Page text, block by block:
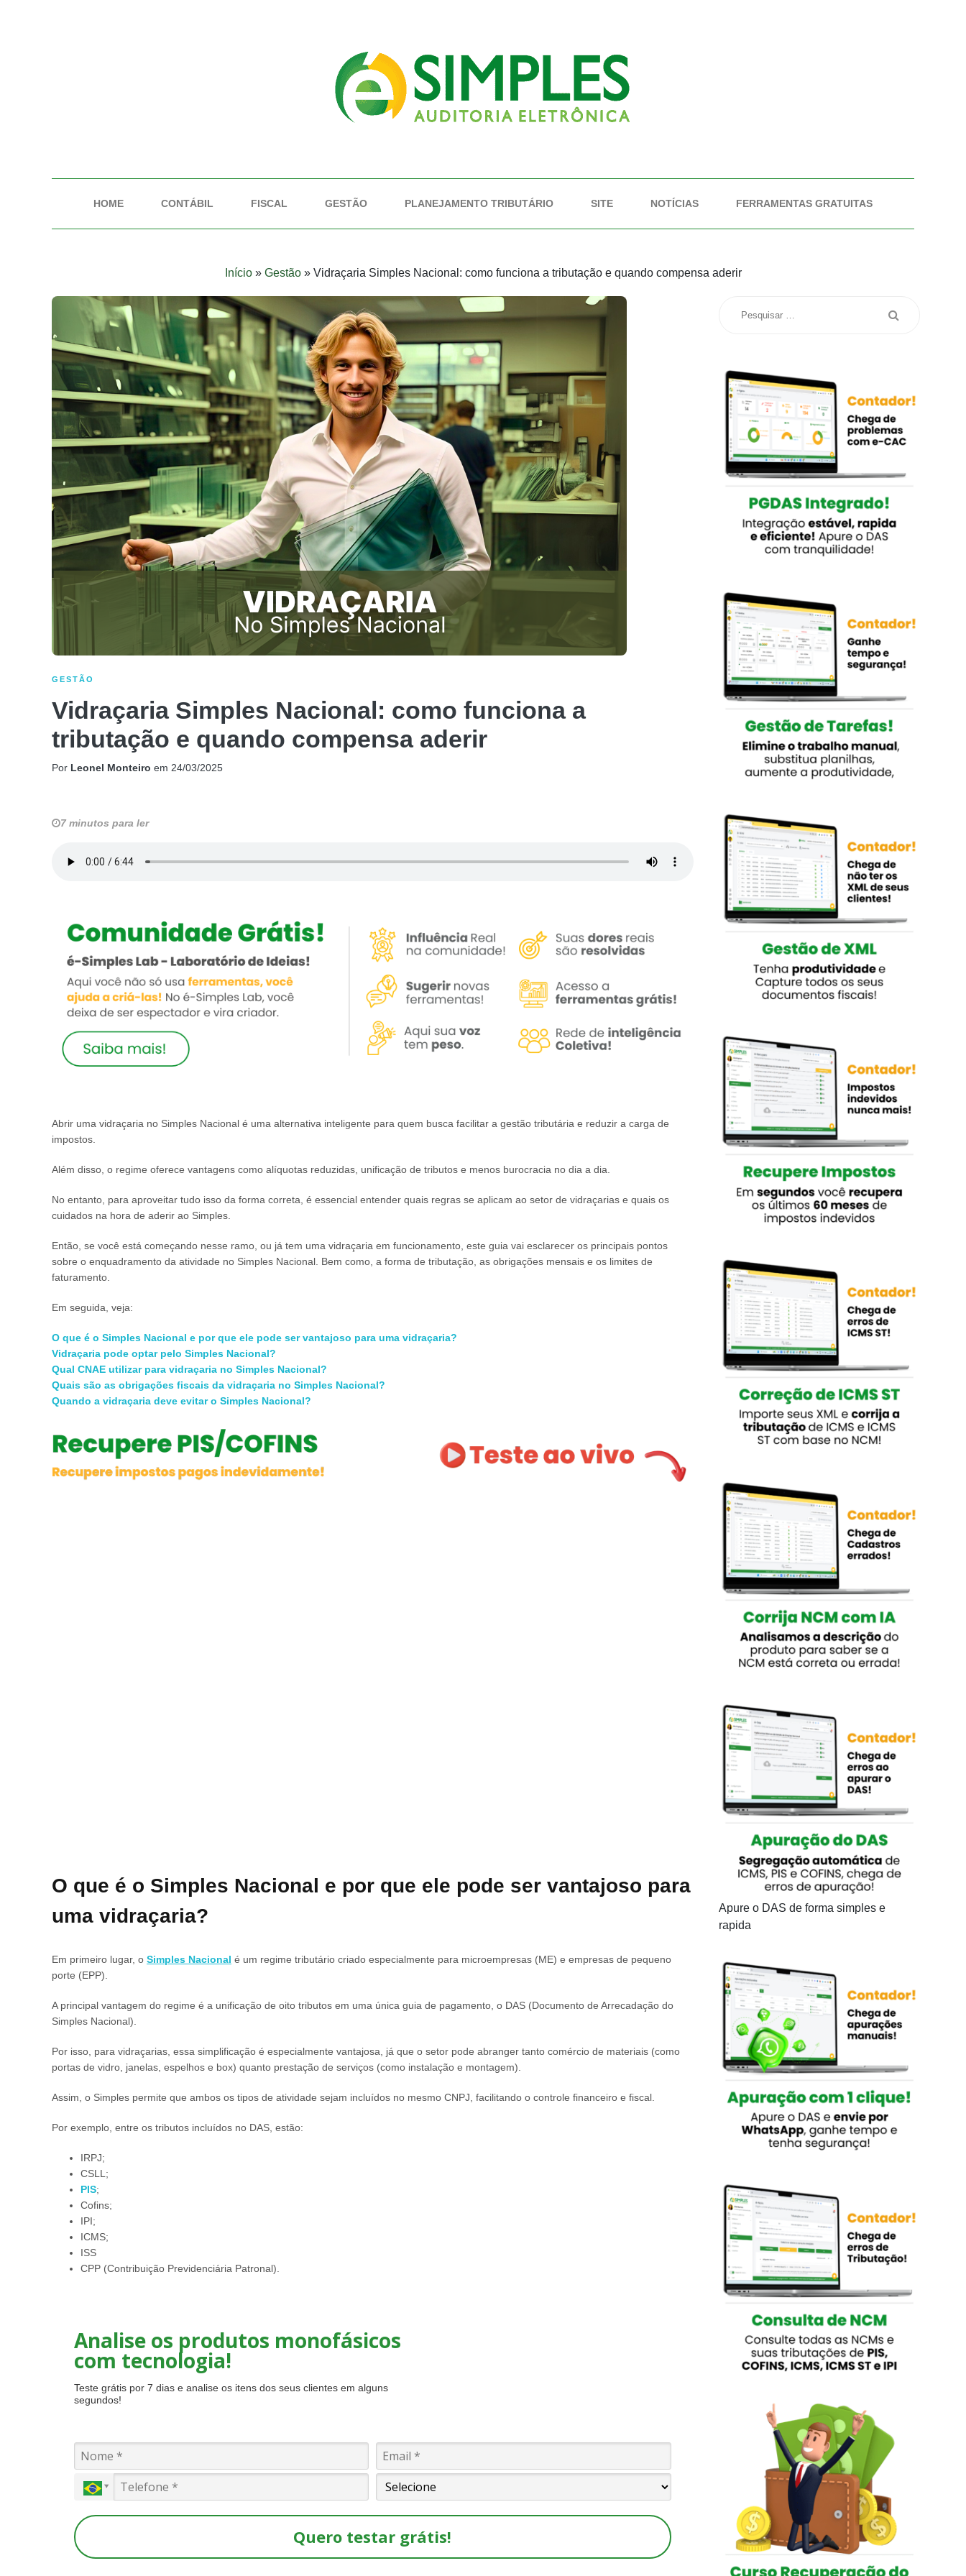
HOME CONTÁBIL FISCAL GESTÃO PLANEJAMENTO TRIBUTÁRIO SITE NOTÍCIAS FERRAMENTAS GRATUITAS
Início» Gestão» Vidraçaria Simples Nacional: como funciona a tributação e quando compensa aderir
GESTÃO
Vidraçaria Simples Nacional: como funciona a
tributação e quando compensa aderir
Por Leonel Monteiro em 24/03/2025
7 minutos para ler
Abrir uma vidraçaria no Simples Nacional é uma alternativa inteligente para quem busca facilitar a gestão tributária e reduzir a carga de
impostos.
Além disso, o regime oferece vantagens como alíquotas reduzidas, unificação de tributos e menos burocracia no dia a dia.
No entanto, para aproveitar tudo isso da forma correta, é essencial entender quais regras se aplicam ao setor de vidraçarias e quais os
cuidados na hora de aderir ao Simples.
Então, se você está começando nesse ramo, ou já tem uma vidraçaria em funcionamento, este guia vai esclarecer os principais pontos
sobre o enquadramento da atividade no Simples Nacional. Bem como, a forma de tributação, as obrigações mensais e os limites de
faturamento.
Em seguida, veja:
O que é o Simples Nacional e por que ele pode ser vantajoso para uma vidraçaria?
Vidraçaria pode optar pelo Simples Nacional?
Qual CNAE utilizar para vidraçaria no Simples Nacional?
Quais são as obrigações fiscais da vidraçaria no Simples Nacional?
Quando a vidraçaria deve evitar o Simples Nacional?
O que é o Simples Nacional e por que ele pode ser vantajoso para
uma vidraçaria?
Em primeiro lugar, o Simples Nacional é um regime tributário criado especialmente para microempresas (ME) e empresas de pequeno
porte (EPP).
A principal vantagem do regime é a unificação de oito tributos em uma única guia de pagamento, o DAS (Documento de Arrecadação do
Simples Nacional).
Por isso, para vidraçarias, essa simplificação é especialmente vantajosa, já que o setor pode abranger tanto comércio de materiais (como
portas de vidro, janelas, espelhos e box) quanto prestação de serviços (como instalação e montagem).
Assim, o Simples permite que ambos os tipos de atividade sejam incluídos no mesmo CNPJ, facilitando o controle financeiro e fiscal.
Por exemplo, entre os tributos incluídos no DAS, estão:
IRPJ;
CSLL;
PIS;
Cofins;
IPI;
ICMS;
ISS
CPP (Contribuição Previdenciária Patronal).
Analise os produtos monofásicos
com tecnologia!
Teste grátis por 7 dias e analise os itens dos seus clientes em alguns
segundos!
Quero testar grátis!
Apure o DAS de forma simples e
rapida